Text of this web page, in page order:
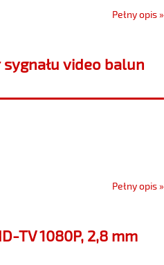
Pełny opis »
sygnału video balun
Pełny opis »
TV 1080P, 2,8 mm